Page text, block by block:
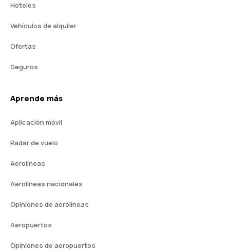
Hoteles
Vehículos de alquiler
Ofertas
Seguros
Aprende más
Aplicación móvil
Radar de vuelo
Aerolíneas
Aerolíneas nacionales
Opiniones de aerolíneas
Aeropuertos
Opiniones de aeropuertos